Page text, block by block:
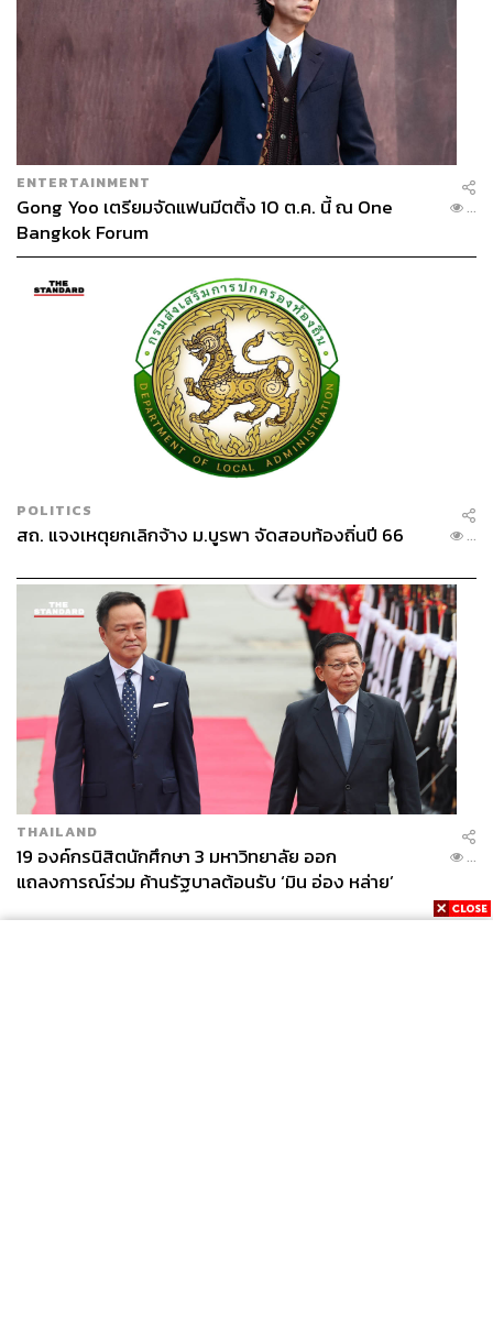
ENTERTAINMENT
Gong Yoo เตรียมจัดแฟนมีตติ้ง 10 ต.ค. นี้ ณ One
Bangkok Forum
...
POLITICS
สถ. แจงเหตุยกเลิกจ้าง ม.บูรพา จัดสอบท้องถิ่นปี 66 ...
THAILAND
19 องค์กรนิสิตนักศึกษา 3 มหาวิทยาลัย ออก
แถลงการณ์ร่วม ค้านรัฐบาลต้อนรับ ‘มิน อ่อง หล่าย’
...